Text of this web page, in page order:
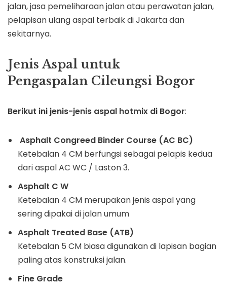
jalan, jasa pemeliharaan jalan atau perawatan jalan,
pelapisan ulang aspal terbaik di Jakarta dan
sekitarnya.
Jenis Aspal untuk
Pengaspalan Cileungsi Bogor
Berikut ini jenis-jenis aspal hotmix di Bogor:
Asphalt Congreed Binder Course (AC BC)
Ketebalan 4 CM berfungsi sebagai pelapis kedua
dari aspal AC WC / Laston 3.
Asphalt C W
Ketebalan 4 CM merupakan jenis aspal yang
sering dipakai di jalan umum
Asphalt Treated Base (ATB)
Ketebalan 5 CM biasa digunakan di lapisan bagian
paling atas konstruksi jalan.
Fine Grade